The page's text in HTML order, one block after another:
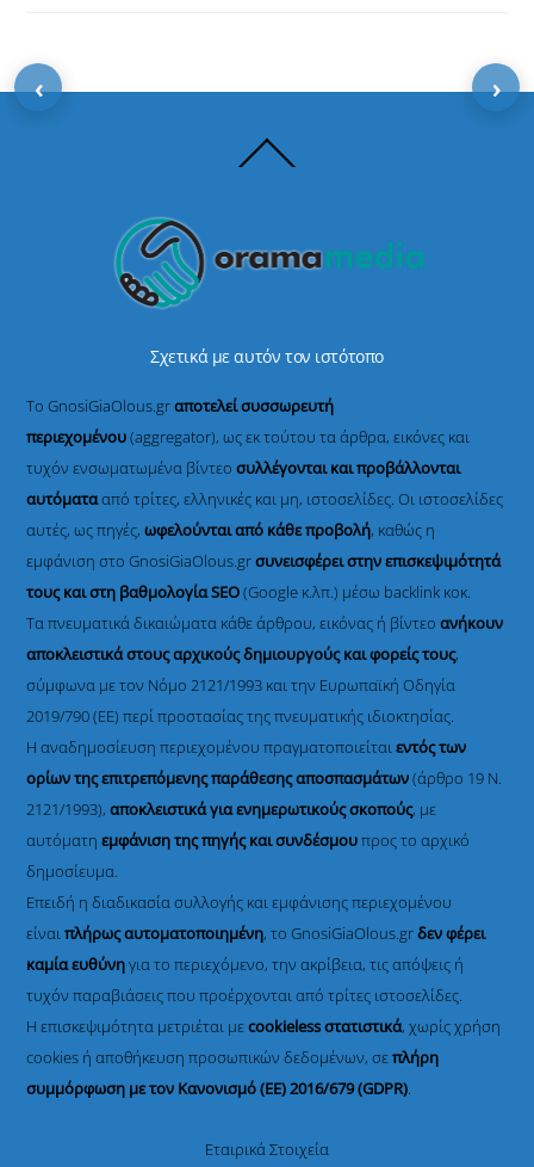
To
Σχετικά με αυτόν τον ιστότοπο
Το GnosiGiaOlous.grαποτελεί συσσωρευτή
περιεχομένου(aggregator), ως εκ τούτου τα άρθρα, εικόνες και
τυχόν ενσωματωμένα βίντεοσυλλέγονται και προβάλλονται
αυτόματααπό τρίτες, ελληνικές και μη, ιστοσελίδες. Οι ιστοσελίδες
αυτές, ως πηγές,ωφελούνται από κάθε προβολή, καθώς η
εμφάνιση στο GnosiGiaOlous.grσυνεισφέρει στην επισκεψιμότητά
τους και στη βαθμολογία SEO(Google κ.λπ.) μέσω backlink κοκ.
Τα πνευματικά δικαιώματα κάθε άρθρου, εικόνας ή βίντεοανήκουν
αποκλειστικά στους αρχικούς δημιουργούς και φορείς τους,
σύμφωνα με τον Νόμο 2121/1993 και την Ευρωπαϊκή Οδηγία
2019/790 (ΕΕ) περί προστασίας της πνευματικής ιδιοκτησίας.
Η αναδημοσίευση περιεχομένου πραγματοποιείταιεντός των
ορίων της επιτρεπόμενης παράθεσης αποσπασμάτων(άρθρο 19 Ν.
2121/1993), αποκλειστικά για ενημερωτικούς σκοπούς, με
αυτόματηεμφάνιση της πηγής και συνδέσμουπρος το αρχικό
δημοσίευμα.
Επειδή η διαδικασία συλλογής και εμφάνισης περιεχομένου
είναιπλήρως αυτοματοποιημένη, το GnosiGiaOlous.grδεν φέρει
καμία ευθύνηγια το περιεχόμενο, την ακρίβεια, τις απόψεις ή
τυχόν παραβιάσεις που προέρχονται από τρίτες ιστοσελίδες.
Η επισκεψιμότητα μετριέται μεcookieless στατιστικά, χωρίς χρήση
cookies ή αποθήκευση προσωπικών δεδομένων, σεπλήρη
συμμόρφωση με τον Κανονισμό (ΕΕ) 2016/679 (GDPR).
Εταιρικά Στοιχεία
‹ ›